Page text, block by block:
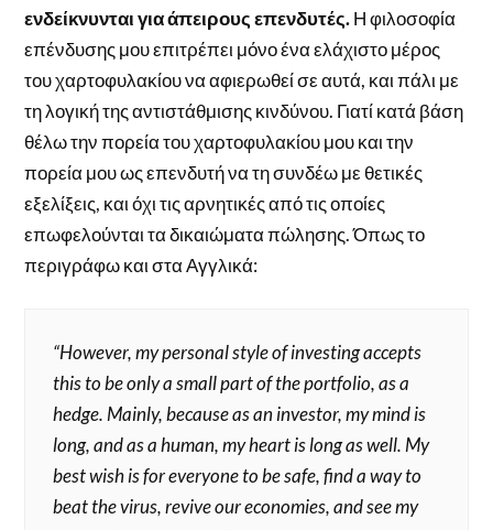
ενδείκνυνται για άπειρους επενδυτές.Η φιλοσοφία
επένδυσης μου επιτρέπει μόνο ένα ελάχιστο μέρος
του χαρτοφυλακίου να αφιερωθεί σε αυτά, και πάλι με
τη λογική της αντιστάθμισης κινδύνου. Γιατί κατά βάση
θέλω την πορεία του χαρτοφυλακίου μου και την
πορεία μου ως επενδυτή να τη συνδέω με θετικές
εξελίξεις, και όχι τις αρνητικές από τις οποίες
επωφελούνται τα δικαιώματα πώλησης. Όπως το
περιγράφω και στα Αγγλικά:
“However, my personal style of investing accepts
this to be only a small part of the portfolio, as a
hedge. Mainly, because as an investor, my mind is
long, and as a human, my heart is long as well. My
best wish is for everyone to be safe, find a way to
beat the virus, revive our economies, and see my